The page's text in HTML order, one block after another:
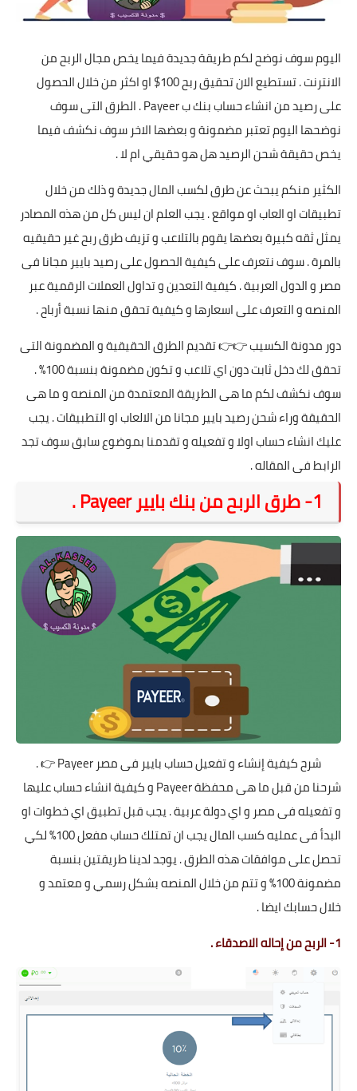
اليوم سوف نوضح لكم طريقة جديدة فيما يخص مجال الربح من
الانترنت . تستطيع الان تحقيق ربح 100$ او اكثر من خلال الحصول
على رصيد من انشاء حساب بنك ب Payeer . الطرق التى سوف
نوضحها اليوم تعتبر مضمونة و بعضها الاخر سوف نكشف فيما
يخص حقيقة شحن الرصيد هل هو حقيقي ام لا .
الكثير منكم يبحث عن طرق لكسب المال جديدة و ذلك من خلال
تطبيقات او العاب او مواقع . يجب العلم ان ليس كل من هذه المصادر
يمثل ثقه كبيرة بعضها يقوم بالتلاعب و تزيف طرق ربح غير حقيقيه
بالمرة . سوف نتعرف على كيفية الحصول على رصيد بايير مجانا فى
مصر و الدول العربية . كيفية التعدين و تداول العملات الرقمية عبر
المنصه و التعرف على اسعارها و كيفية تحقق منها نسبة أرباح .
دور مدونة الكسيب👉👉 تقديم الطرق الحقيقية و المضمونة التى
تحقق لك دخل ثابت دون اي تلاعب و تكون مضمونة بنسبة 100% .
سوف نكشف لكم ما هى الطريقة المعتمدة من المنصه و ما هى
الحقيقة وراء شحن رصيد بايير مجانا من الالعاب او التطبيقات . يجب
عليك انشاء حساب اولا و تفعيله و تقدمنا بموضوع سابق سوف تجد
الرابط فى المقاله .
1- طرق الربح من بنك بايير Payeer .
شرح كيفية إنشاء و تفعيل حساب بايير فى مصر Payeer
👉 .
شرحنا من قبل ما هى محفظة Payeer و كيفية انشاء حساب عليها
و تفعيله فى مصر و اي دولة عربية . يجب قبل تطبيق اي خطوات او
البدأ فى عمليه كسب المال يجب ان تمتلك حساب مفعل 100% لكي
تحصل على موافقات هذه الطرق . يوجد لدينا طريقتين بنسبة
مضمونة 100% و تتم من خلال المنصه بشكل رسمي و معتمد و
خلال حسابك ايضا .
1- الربح من إحاله الاصدقاء .